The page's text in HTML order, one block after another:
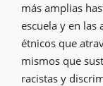
más amplias
escuela y en
étnicos que
mismos que
racistas y